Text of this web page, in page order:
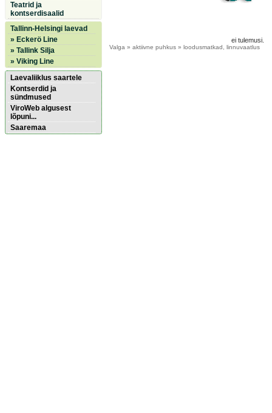
Teatrid ja
kontserdisaalid
Tallinn-Helsingi laevad
» Eckerö Line
» Tallink Silja
» Viking Line
Laevaliiklus saartele
Kontserdid ja
sündmused
ViroWeb algusest
lõpuni...
Saaremaa
ei tulemusi.
Valga » aktiivne puhkus » loodusmatkad, linnuvaatlus